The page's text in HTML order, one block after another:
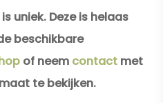
uniek. Deze is helaas
beschikbare
of neem contactmet
te bekijken.